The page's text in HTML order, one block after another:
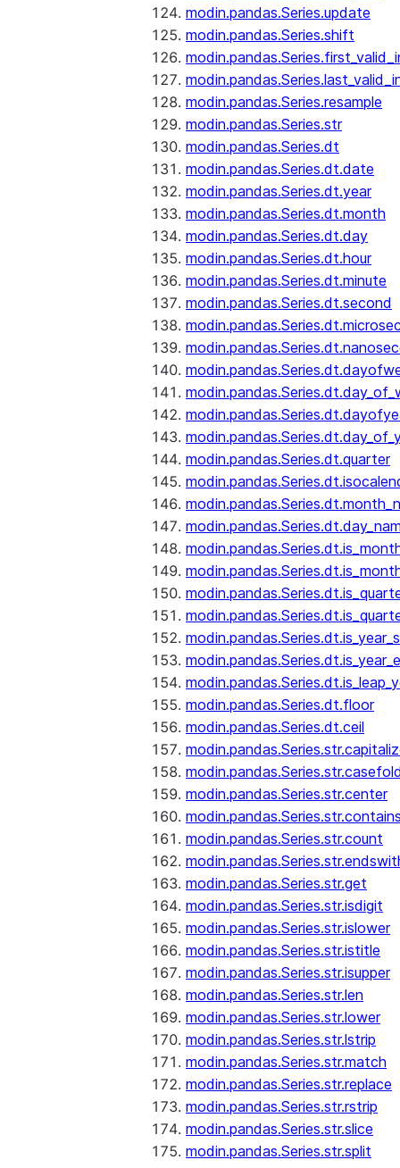
modin.pandas.Series.update
modin.pandas.Series.shift
modin.pandas.Series.resample
modin.pandas.Series.str
modin.pandas.Series.dt
modin.pandas.Series.dt.date
modin.pandas.Series.dt.year
modin.pandas.Series.dt.month
modin.pandas.Series.dt.day
modin.pandas.Series.dt.hour
modin.pandas.Series.dt.minute
modin.pandas.Series.dt.second
modin.pandas.Series.dt.quarter
modin.pandas.Series.dt.floor
modin.pandas.Series.dt.ceil
modin.pandas.Series.str.center
modin.pandas.Series.str.count
modin.pandas.Series.str.get
modin.pandas.Series.str.isdigit
modin.pandas.Series.str.islower
modin.pandas.Series.str.istitle
modin.pandas.Series.str.isupper
modin.pandas.Series.str.len
modin.pandas.Series.str.lower
modin.pandas.Series.str.lstrip
modin.pandas.Series.str.match
modin.pandas.Series.str.replace
modin.pandas.Series.str.rstrip
modin.pandas.Series.str.slice
modin.pandas.Series.str.split